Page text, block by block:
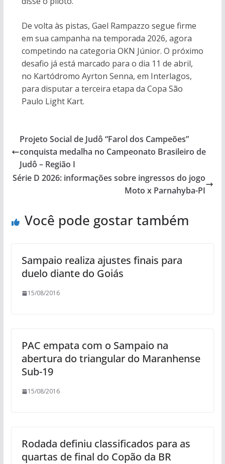
De volta às pistas, Gael Rampazzo segue firme
em sua campanha na temporada 2026, agora
competindo na categoria OKN Júnior. O próximo
desafio já está marcado para o dia 11 de abril,
no Kartódromo Ayrton Senna, em Interlagos,
para disputar a terceira etapa da Copa São
Paulo Light Kart.
Projeto Social de Judô “Farol dos Campeões”
conquista medalha no Campeonato Brasileiro de
Judô – Região I
Série D 2026: informações sobre ingressos do jogo
Moto x Parnahyba-PI
Você pode gostar também
Sampaio realiza ajustes finais para
duelo diante do Goiás
15/08/2016
PAC empata com o Sampaio na
abertura do triangular do Maranhense
Sub-19
15/08/2016
Rodada definiu classificados para as
quartas de final do Copão da BR